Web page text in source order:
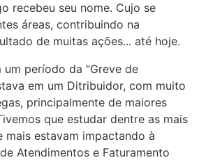
recebeu seu nome. Cujo se
áreas, contribuindo na
de muitas ações... até hoje.
um período da "Greve de
em um Ditribuidor, com muito
principalmente de maiores
que estudar dentre as mais
mais estavam impactando à
Atendimentos e Faturamento